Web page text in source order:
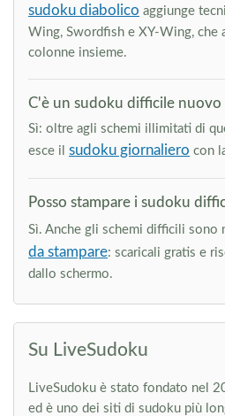
sudoku diabolico aggiunge
Wing, Swordfish e XY-Wing, che
colonne insieme.
C'è un sudoku difficile nuovo
Sì: oltre agli schemi illimitati di
esce il sudoku giornaliero con
Posso stampare i sudoku
Sì. Anche gli schemi difficili sono
da stampare: scaricali gratis e
dallo schermo.
Su LiveSudoku
LiveSudoku è stato fondato nel
ed è uno dei siti di sudoku più